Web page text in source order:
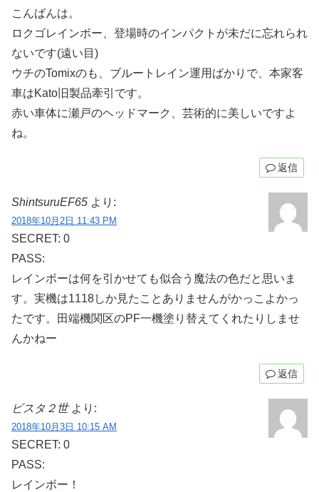
こんばんは。
ロクゴレインボー、登場時のインパクトが未だに忘れられ
ないです(遠い目)
ウチのTomixのも、ブルートレイン運用ばかりで、本家客
車はKato旧製品牽引です。
赤い車体に瀬戸のヘッドマーク、芸術的に美しいですよ
ね。
返信
ShintsuruEF65 より:
2018年10月2日 11:43 PM
SECRET: 0
PASS:
レインボーは何を引かせても似合う魔法の色だと思いま
す。実機は1118しか見たことありませんがかっこよかっ
たです。田端機関区のPF一機塗り替えてくれたりしませ
んかねー
返信
ビスタ２世 より:
2018年10月3日 10:15 AM
SECRET: 0
PASS:
レインボー！